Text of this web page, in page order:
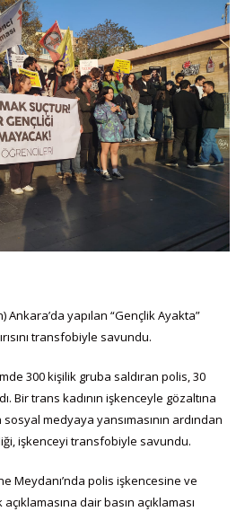
Ankara’da yapılan “Gençlik Ayakta”
transfobiyle savundu.
300 kişilik gruba saldıran polis, 30
Bir trans kadının işkenceyle gözaltına
medyaya yansımasının ardından
işkenceyi transfobiyle savundu.
Meydanı’nda polis işkencesine ve
dair basın açıklaması